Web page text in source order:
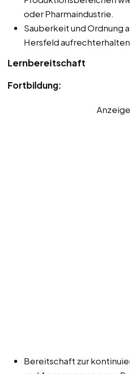
oder Pharmaindustrie.
Sauberkeit und Ordnung
Hersfeld
Lernbereitschaft
Fortbildung:
Anzeige
Bereitschaft zur